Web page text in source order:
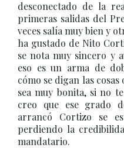
desconectado de la
primeras salidas del
veces salía muy bien y
ha gustado de Nito
se nota muy sincero y
eso es un arma de
cómo se digan las
sea muy bonita, si no
creo que ese grado
arrancó Cortizo se
perdiendo la
mandatario.